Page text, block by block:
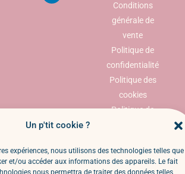
Un p'tit cookie ?
expériences, nous utilisons des technologies telles que
et/ou accéder aux informations des appareils. Le fait
nous permettra de traiter des données telles
Conditions
générale de
vente
Politique de
confidentialité
Politique des
cookies
Politique de
t
Faq